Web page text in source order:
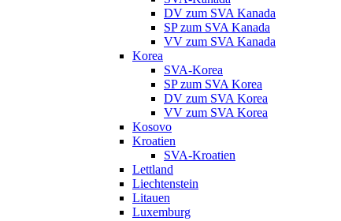
DV zum SVA Kanada
SP zum SVA Kanada
VV zum SVA Kanada
Korea
SVA-Korea
SP zum SVA Korea
DV zum SVA Korea
VV zum SVA Korea
Kosovo
Kroatien
SVA-Kroatien
Lettland
Liechtenstein
Litauen
Luxemburg